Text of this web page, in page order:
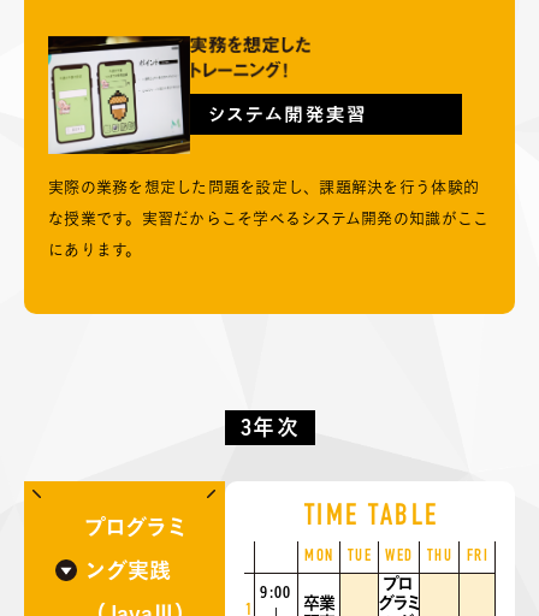
実際の業務を想定した問題を設定し、課題解決を行う体験的
な授業です。実習だからこそ学べるシステム開発の知識がここ
にあります。
3年次
プログラミ
ング実践
TIME TABLE
MON TUE WED THU FRI
1
9:00
卒業
プロ
グラミ